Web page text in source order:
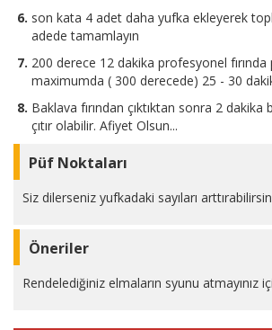
son kata 4 adet daha yufka ekleyerek
adede tamamlayın
200 derece 12 dakika profesyonel fırında
maximumda ( 300 derecede) 25 - 30
Baklava fırından çıktıktan sonra 2
çıtır olabilir. Afiyet Olsun...
Püf Noktaları
Siz dilerseniz yufkadaki sayıları
Öneriler
Rendelediğiniz elmaların syunu atmayınız